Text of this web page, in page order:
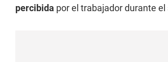
percibida por el trabajador durante